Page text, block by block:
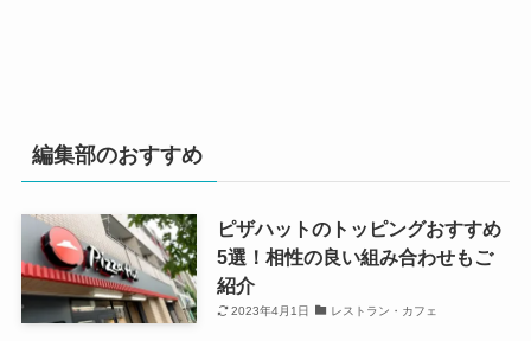
編集部のおすすめ
ピザハットのトッピングおすすめ
5選！相性の良い組み合わせもご
紹介
2023年4月1日 レストラン・カフェ